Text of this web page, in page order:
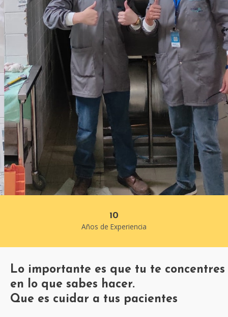
10
Años de Experiencia
Lo importante es que tu te concentres
en lo que sabes hacer.
Que es cuidar a tus pacientes